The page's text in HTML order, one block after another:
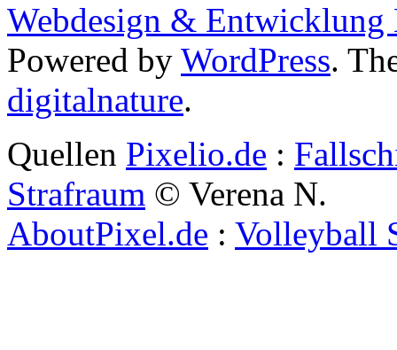
Webdesign & Entwicklung
Powered by WordPress.
digitalnature.
Quellen Pixelio.de :
Strafraum © Verena N.
AboutPixel.de : Volleyball